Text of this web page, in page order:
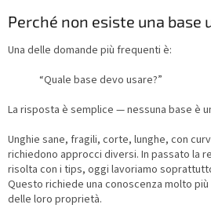
Perché non esiste una base
Una delle domande più frequenti è:
“Quale base devo usare?”
La risposta è semplice — nessuna base è
Unghie sane, fragili, corte, lunghe, con
richiedono approcci diversi. In passato la
risolta con i tips, oggi lavoriamo
Questo richiede una conoscenza molto
delle loro proprietà.